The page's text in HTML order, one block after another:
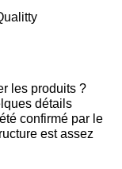
les produits ?
détails
confirmé par le
est assez